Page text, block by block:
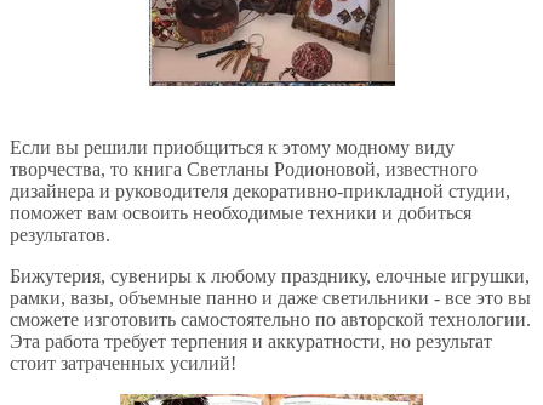
Если вы решили приобщиться к этому модному виду
творчества, то книга Светланы Родионовой, известного
дизайнера и руководителя декоративно-прикладной студии,
поможет вам освоить необходимые техники и добиться
результатов.
Бижутерия, сувениры к любому празднику, елочные игрушки,
рамки, вазы, объемные панно и даже светильники - все это вы
сможете изготовить самостоятельно по авторской технологии.
Эта работа требует терпения и аккуратности, но результат
стоит затраченных усилий!